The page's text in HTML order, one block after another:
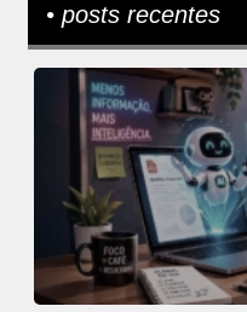
• posts recentes